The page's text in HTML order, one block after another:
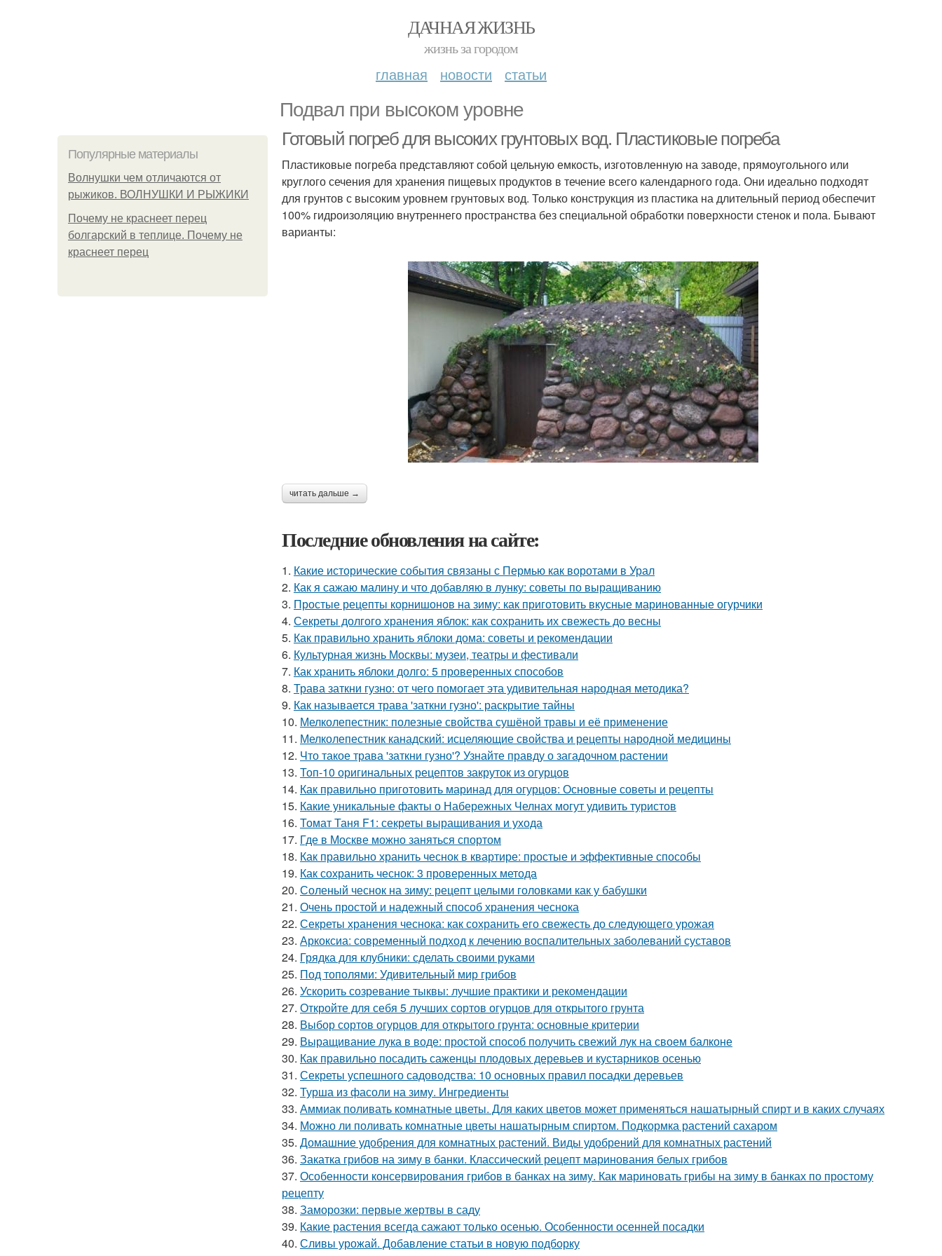
ДАЧНАЯ ЖИЗНЬ
жизнь за городом
главная новости статьи
Подвал при высоком уровне
Популярные материалы
Волнушки чем отличаются от
рыжиков. ВОЛНУШКИ И РЫЖИКИ
Почему не краснеет перец
болгарский в теплице. Почему не
краснеет перец
Готовый погреб для высоких грунтовых вод. Пластиковые погреба
Пластиковые погреба представляют собой цельную емкость, изготовленную на заводе, прямоугольного или
круглого сечения для хранения пищевых продуктов в течение всего календарного года. Они идеально подходят
для грунтов с высоким уровнем грунтовых вод. Только конструкция из пластика на длительный период обеспечит
100% гидроизоляцию внутреннего пространства без специальной обработки поверхности стенок и пола. Бывают
варианты:
читать дальше →
Последние обновления на сайте:
1. Какие исторические события связаны с Пермью как воротами в Урал
2. Как я сажаю малину и что добавляю в лунку: советы по выращиванию
3. Простые рецепты корнишонов на зиму: как приготовить вкусные маринованные огурчики
4. Секреты долгого хранения яблок: как сохранить их свежесть до весны
5. Как правильно хранить яблоки дома: советы и рекомендации
6. Культурная жизнь Москвы: музеи, театры и фестивали
7. Как хранить яблоки долго: 5 проверенных способов
8. Трава заткни гузно: от чего помогает эта удивительная народная методика?
9. Как называется трава 'заткни гузно': раскрытие тайны
10. Мелколепестник: полезные свойства сушёной травы и её применение
11. Мелколепестник канадский: исцеляющие свойства и рецепты народной медицины
12. Что такое трава 'заткни гузно'? Узнайте правду о загадочном растении
13. Топ-10 оригинальных рецептов закруток из огурцов
14. Как правильно приготовить маринад для огурцов: Основные советы и рецепты
15. Какие уникальные факты о Набережных Челнах могут удивить туристов
16. Томат Таня F1: секреты выращивания и ухода
17. Где в Москве можно заняться спортом
18. Как правильно хранить чеснок в квартире: простые и эффективные способы
19. Как сохранить чеснок: 3 проверенных метода
20. Соленый чеснок на зиму: рецепт целыми головками как у бабушки
21. Очень простой и надежный способ хранения чеснока
22. Секреты хранения чеснока: как сохранить его свежесть до следующего урожая
23. Аркоксиа: современный подход к лечению воспалительных заболеваний суставов
24. Грядка для клубники: сделать своими руками
25. Под тополями: Удивительный мир грибов
26. Ускорить созревание тыквы: лучшие практики и рекомендации
27. Откройте для себя 5 лучших сортов огурцов для открытого грунта
28. Выбор сортов огурцов для открытого грунта: основные критерии
29. Выращивание лука в воде: простой способ получить свежий лук на своем балконе
30. Как правильно посадить саженцы плодовых деревьев и кустарников осенью
31. Секреты успешного садоводства: 10 основных правил посадки деревьев
32. Турша из фасоли на зиму. Ингредиенты
33. Аммиак поливать комнатные цветы. Для каких цветов может применяться нашатырный спирт и в каких случаях
34. Можно ли поливать комнатные цветы нашатырным спиртом. Подкормка растений сахаром
35. Домашние удобрения для комнатных растений. Виды удобрений для комнатных растений
36. Закатка грибов на зиму в банки. Классический рецепт маринования белых грибов
37. Особенности консервирования грибов в банках на зиму. Как мариновать грибы на зиму в банках по простому
рецепту
38. Заморозки: первые жертвы в саду
39. Какие растения всегда сажают только осенью. Особенности осенней посадки
40. Сливы урожай. Добавление статьи в новую подборку